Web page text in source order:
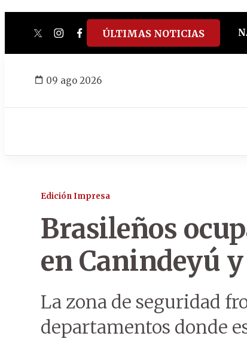
twitterinstagram
facebook
tiktokyoutube
spotify
ÚLTIMAS NOTICIAS
09 ago 2026
Edición Impresa
Brasileños
en Canindeyú
La zona de seguridad
departamentos donde